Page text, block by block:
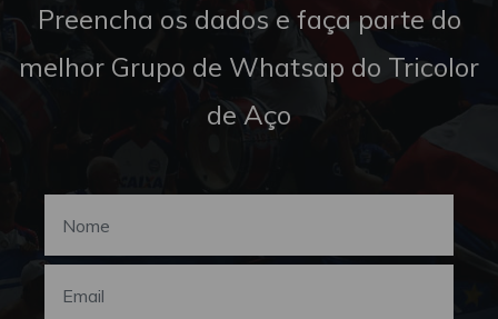
Preencha os dados e faça parte do
melhor Grupo de Whatsap do Tricolor
de Aço